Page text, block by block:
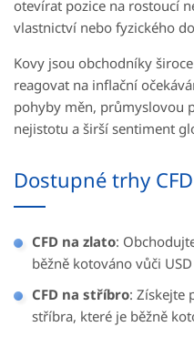
otevírat pozice na rostoucí
vlastnictví nebo fyzického
Kovy jsou obchodníky
reagovat na inflační
pohyby měn, průmyslovou
nejistotu a širší sentiment
Dostupné trhy
CFD na zlato:
běžně kotováno vůči
CFD na stříbro: Získejte
stříbra, které je běžně